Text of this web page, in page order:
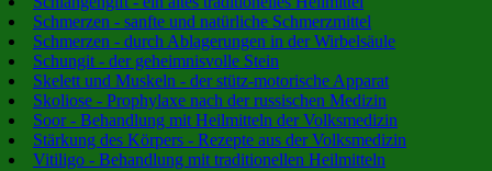
Schmerzen - sanfte und natürliche Schmerzmittel
Schmerzen - durch Ablagerungen in der Wirbelsäule
Schungit - der geheimnisvolle Stein
Skelett und Muskeln - der stütz-motorische Apparat
Skoliose - Prophylaxe nach der russischen Medizin
Soor - Behandlung mit Heilmitteln der Volksmedizin
Stärkung des Körpers - Rezepte aus der Volksmedizin
Vitiligo - Behandlung mit traditionellen Heilmitteln